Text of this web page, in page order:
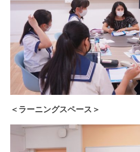
＜ラーニングスペース＞